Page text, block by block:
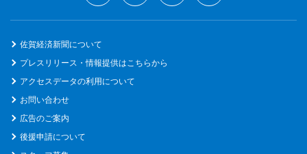
佐賀経済新聞について
プレスリリース・情報提供はこちらから
アクセスデータの利用について
お問い合わせ
広告のご案内
後援申請について